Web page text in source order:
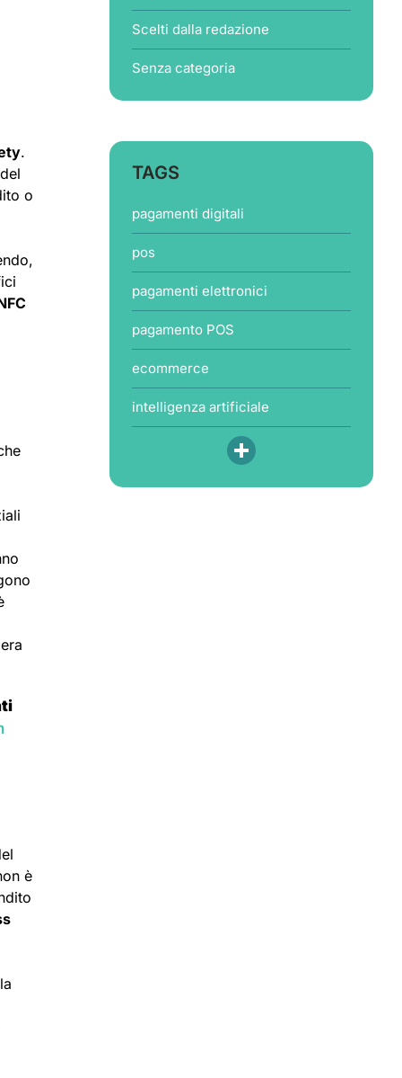
.
o
è
Scelti dalla redazione
Senza categoria
TAGS
pagamenti digitali
pos
pagamenti elettronici
pagamento POS
ecommerce
intelligenza artificiale